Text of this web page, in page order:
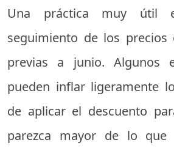
Una práctica muy útil
seguimiento de los precios
previas a junio. Algunos
pueden inflar ligeramente
de aplicar el descuento
parezca mayor de lo que